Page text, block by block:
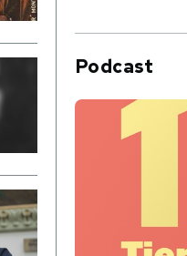
Podcast